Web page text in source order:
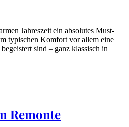
Jahreszeit ein absolutes Must-
typischen Komfort vor allem eine
sind – ganz klassisch in
Remonte